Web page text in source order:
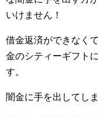
いけません！
借金返済ができなく
金のシティーギフト
す。
闇金に手を出してし